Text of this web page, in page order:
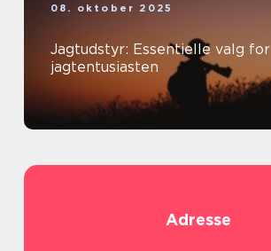
08. oktober 2025
Jagtudstyr: Essentielle valg for
jagtentusiasten
Adresse